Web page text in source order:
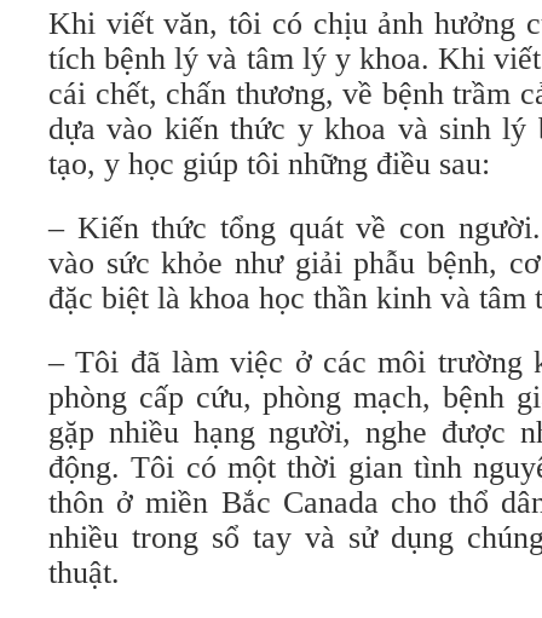
Khi viết văn, tôi có chịu ảnh hưởng
tích bệnh lý và tâm lý y khoa. Khi
cái chết, chấn thương, về bệnh trầm
dựa vào kiến thức y khoa và sinh lý
tạo, y học giúp tôi những điều sau:
– Kiến thức tổng quát về con
vào sức khỏe như giải phẫu bệnh,
đặc biệt là khoa học thần kinh và tâm
– Tôi đã làm việc ở các môi trường
phòng cấp cứu, phòng mạch, bệnh
gặp nhiều hạng người, nghe được
động. Tôi có một thời gian tình
thôn ở miền Bắc Canada cho thổ
nhiều trong sổ tay và sử dụng
thuật.